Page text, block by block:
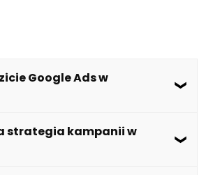
Google Ads w
– Agencja reklamowa
się w prowadzeniu kampanii
strategia kampanii w